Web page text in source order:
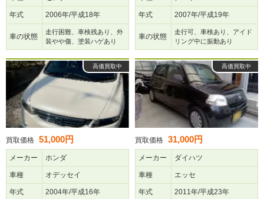
年式 2006年/平成18年
車の状態
走行困難、車検残あり、外
装やや傷、塗装ハゲあり
年式 2007年/平成19年
車の状態
走行可、車検あり、アイド
リング中に振動あり
高価買取中
買取価格 51,000円
メーカー ホンダ
車種 オデッセイ
年式 2004年/平成16年
高価買取中
買取価格 31,000円
メーカー ダイハツ
車種 エッセ
年式 2011年/平成23年